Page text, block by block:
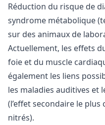
Réduction du risque de
syndrome métabolique
sur des animaux de
Actuellement, les effets
foie et du muscle
également les liens
les maladies auditives et
(l’effet secondaire le
nitrés).